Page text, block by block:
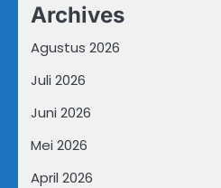
Archives
Agustus 2026
Juli 2026
Juni 2026
Mei 2026
April 2026